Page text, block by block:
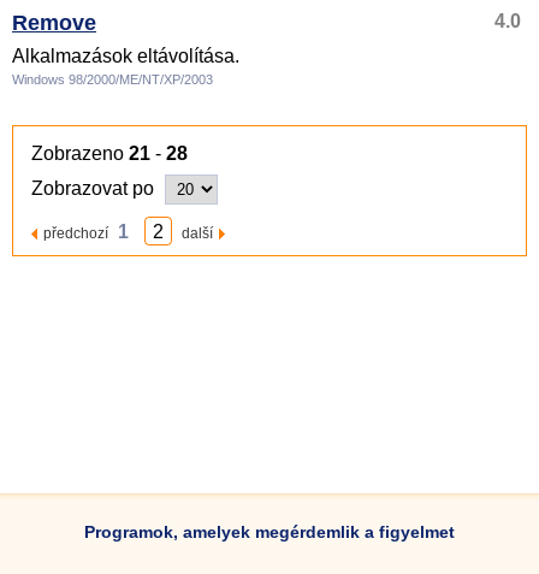
Remove
4.0
Alkalmazások eltávolítása.
Windows 98/2000/ME/NT/XP/2003
Zobrazeno 21 - 28
Zobrazovat po
předchozí 1 2 další
Programok, amelyek megérdemlik a figyelmet